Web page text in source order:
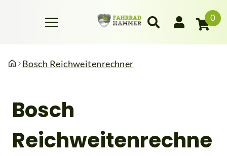
0
Bosch Reichweitenrechner
Bosch
Reichweitenrechne